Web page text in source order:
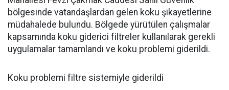
bölgesinde vatandaşlardan gelen koku şikayetlerine
müdahalede bulundu. Bölgede yürütülen çalışmalar
kapsamında koku giderici filtreler kullanılarak gerekli
uygulamalar tamamlandı ve koku problemi giderildi.
Koku problemi filtre sistemiyle giderildi